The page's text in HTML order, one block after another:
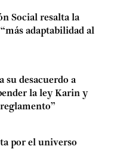
Social resalta la
adaptabilidad al
su desacuerdo a
la ley Karin y
por el universo